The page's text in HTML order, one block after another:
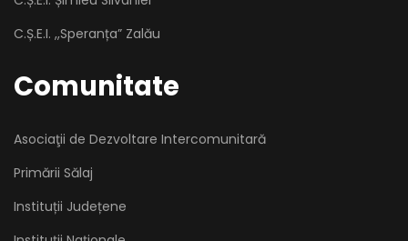
C.Ș.E.I. ,,Speranța” Zalău
Comunitate
Asociaţii de Dezvoltare Intercomunitară
Primării Sălaj
Instituții Județene